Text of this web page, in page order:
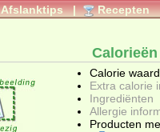
Afslanktips | Recepten
Calorie
Extra calorie
Ingrediënten
Allergie
Producten